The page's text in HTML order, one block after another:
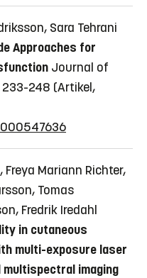
Sara Tehrani
Approaches for
Journal of
233-248 (Artikel,
000547636
Mariann Richter,
Tomas
Fredrik Iredahl
in cutaneous
multi-exposure laser
imaging